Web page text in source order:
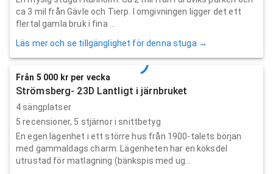
ca 3 mil från Gävle och Tierp. I omgivningen ligger det ett
flertal gamla bruk i fina ...
Läs mer och se tillgänglighet för denna stuga →
Från 5 000 kr per vecka
Strömsberg- 23D Lantligt i järnbruket
4 sängplatser
5 recensioner, 5 stjärnor i snittbetyg
En egen lägenhet i ett större hus från 1900-talets början
med gammaldags charm. Lägenheten har en köksdel
utrustad för matlagning (bänkspis med ug...